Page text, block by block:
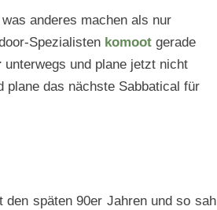
anderes machen als nur
Spezialisten komoot gerade
unterwegs und plane jetzt nicht
plane das nächste Sabbatical für
späten 90er Jahren und so sah